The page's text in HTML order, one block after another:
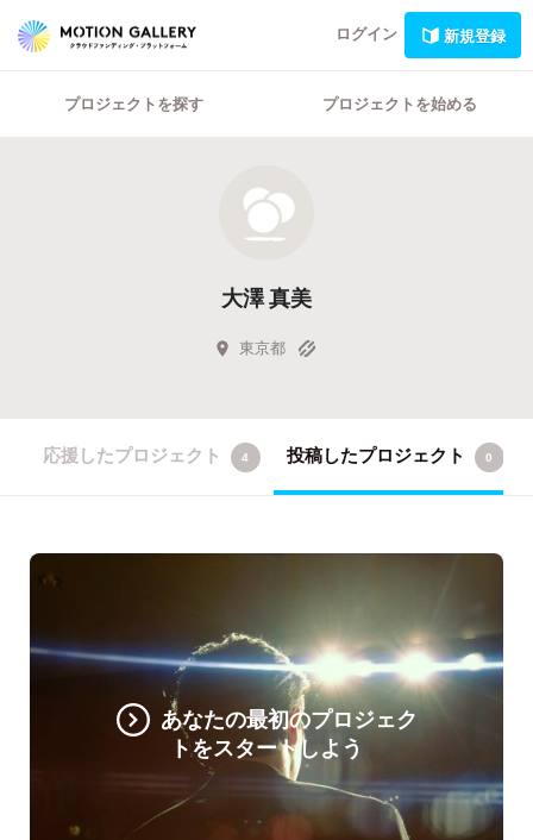
ログイン 新規登録
プロジェクトを探す プロジェクトを始める
大澤 真美
東京都
応援したプロジェクト 4 投稿したプロジェクト 0
あなたの最初のプロジェク
トをスタートしよう